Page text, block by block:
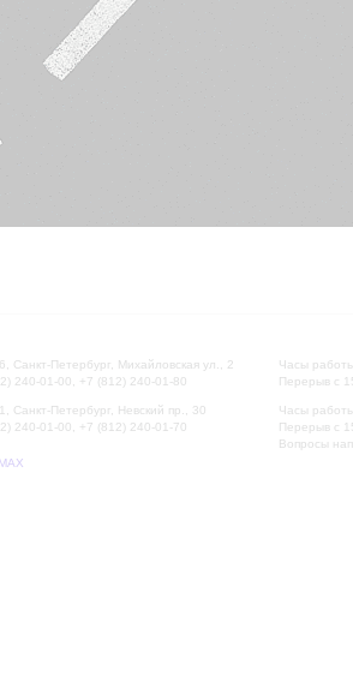
Санкт-Петербург, Михайловская ул., 2
240-01-00, +7 (812) 240-01-80
Санкт-Петербург, Невский пр., 30
240-01-00, +7 (812) 240-01-70
MAX
Часы
Перерыв с
Часы
Перерыв с
Вопросы